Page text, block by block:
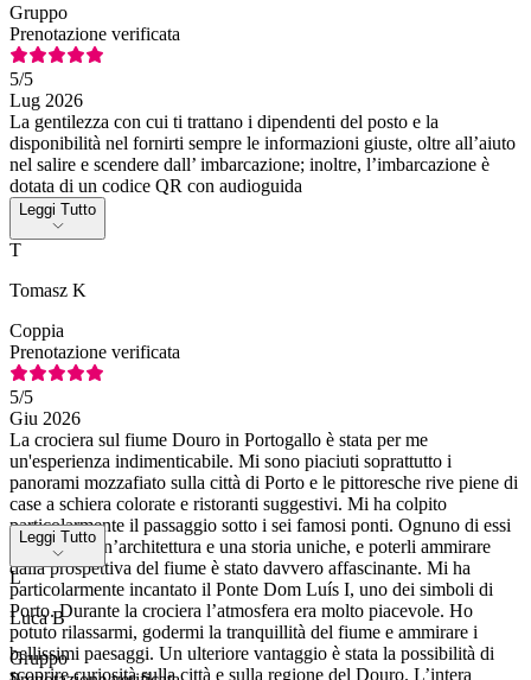
Gruppo
Prenotazione verificata
5/5
Lug 2026
La gentilezza con cui ti trattano i dipendenti del posto e la
disponibilità nel fornirti sempre le informazioni giuste, oltre all’aiuto
nel salire e scendere dall’ imbarcazione; inoltre, l’imbarcazione è
dotata di un codice QR con audioguida
Leggi Tutto
T
Tomasz K
Coppia
Prenotazione verificata
5/5
Giu 2026
La crociera sul fiume Douro in Portogallo è stata per me
un'esperienza indimenticabile. Mi sono piaciuti soprattutto i
panorami mozzafiato sulla città di Porto e le pittoresche rive piene di
case a schiera colorate e ristoranti suggestivi. Mi ha colpito
particolarmente il passaggio sotto i sei famosi ponti. Ognuno di essi
presentava un’architettura e una storia uniche, e poterli ammirare
dalla prospettiva del fiume è stato davvero affascinante. Mi ha
particolarmente incantato il Ponte Dom Luís I, uno dei simboli di
Porto. Durante la crociera l’atmosfera era molto piacevole. Ho
potuto rilassarmi, godermi la tranquillità del fiume e ammirare i
bellissimi paesaggi. Un ulteriore vantaggio è stata la possibilità di
scoprire curiosità sulla città e sulla regione del Douro. L’intera
Leggi Tutto
L
Luca B
Gruppo